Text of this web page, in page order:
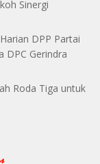
Sinergi
DPP Partai
DPC Gerindra
Roda Tiga untuk